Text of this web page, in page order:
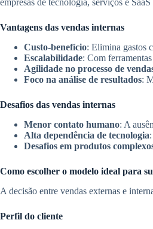
empresas de tecnologia, serviços e
Vantagens das vendas internas
Custo-benefício: Elimina gastos
Escalabilidade: Com
Agilidade no processo de
Foco na análise de resultados:
Desafios das vendas internas
Menor contato humano: A
Alta dependência de tecnologia
Desafios em produtos
Como escolher o modelo ideal para
A decisão entre vendas externas e
Perfil do cliente